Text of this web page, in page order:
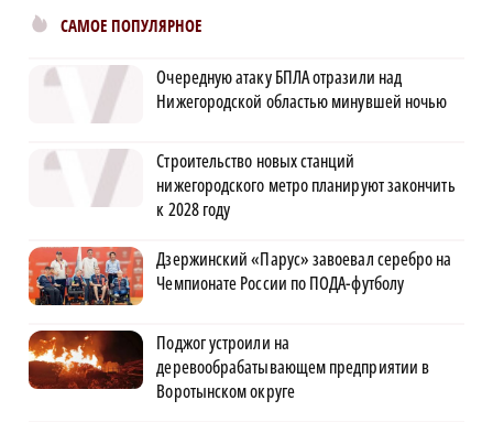
САМОЕ ПОПУЛЯРНОЕ
Очередную атаку БПЛА отразили над
Нижегородской областью минувшей ночью
Строительство новых станций
нижегородского метро планируют закончить
к 2028 году
Дзержинский «Парус» завоевал серебро на
Чемпионате России по ПОДА-футболу
Поджог устроили на
деревообрабатывающем предприятии в
Воротынском округе